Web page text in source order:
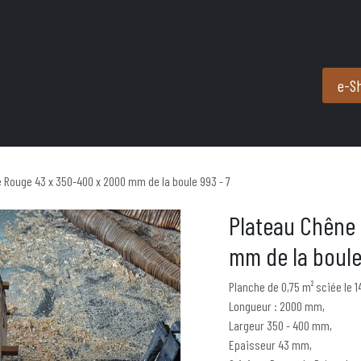
e-
Rouge 43 x 350-400 x 2000 mm de la boule 993 - 7
Plateau
mm de la
Planche de 0,75 m² sciée le
Longueur : 2000 mm,
Largeur 350 - 400 mm,
Epaisseur 43 mm,